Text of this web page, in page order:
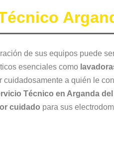
de sus equipos puede
esenciales como
cuidadosamente a quién le
Técnico en Arganda
cuidado para sus